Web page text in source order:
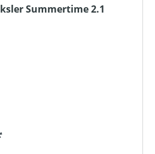
Summertime 2.1